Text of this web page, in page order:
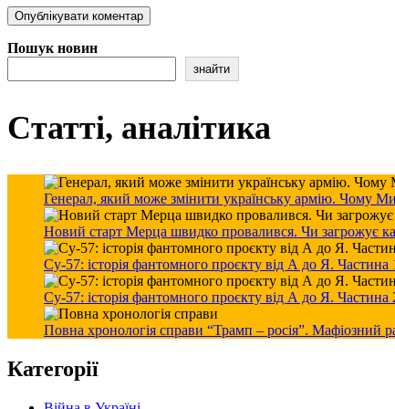
Пошук новин
знайти
Статті, аналітика
Генерал, який може змінити українську армію. Чому
Новий старт Мерца швидко провалився. Чи загрожує
Су-57: історія фантомного проєкту від А до Я.
Су-57: історія фантомного проєкту від А до Я.
Повна хронологія справи “Трамп – росія”. Мафіозний
Категорії